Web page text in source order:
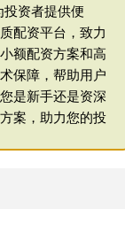
资者提供便
配资平台，致力
额配资方案和高
保障，帮助用户
是新手还是资深
案，助力您的投